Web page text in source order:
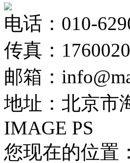
电话：010-
传真：
邮箱：
地址：北京市
IMAGE PS
您现在的位置